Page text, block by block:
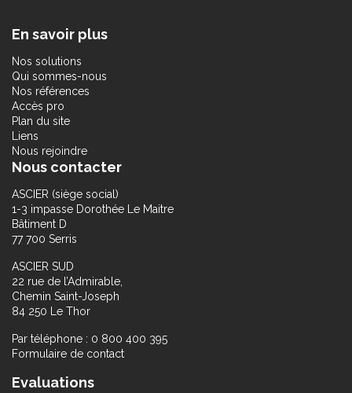
En savoir plus
Nos solutions
Qui sommes-nous
Nos références
Accès pro
Plan du site
Liens
Nous rejoindre
Nous contacter
ASCIER (siège social)
1-3 impasse Dorothée Le Maitre
Bâtiment D
77 700 Serris
ASCIER SUD
22 rue de l’Admirable,
Chemin Saint-Joseph
84 250 Le Thor
Par téléphone : 0 800 400 395
Formulaire de contact
Evaluations